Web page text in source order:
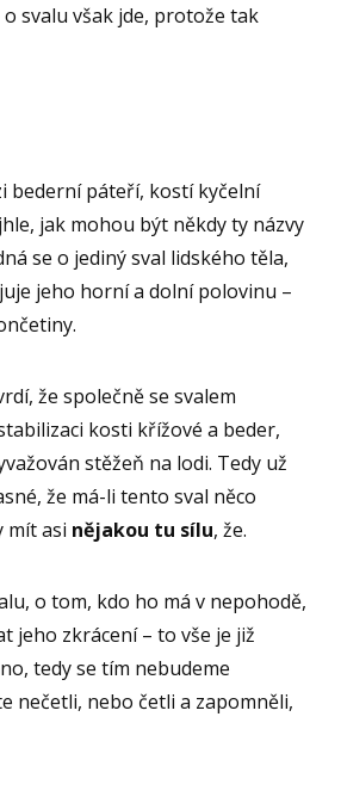
o svalu však jde, protože tak
bederní páteří, kostí kyčelní
jak mohou být někdy ty názvy
se o jediný sval lidského těla,
jeho horní a dolní polovinu –
že společně se svalem
kosti křížové a beder,
stěžeň na lodi. Tedy už
že má-li tento sval něco
mít asi nějakou tu sílu, že.
o tom, kdo ho má v nepohodě,
jeho zkrácení – to vše je již
tedy se tím nebudeme
nečetli, nebo četli a zapomněli,